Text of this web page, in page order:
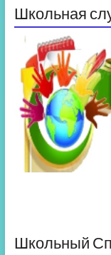
Школьная
Школьный